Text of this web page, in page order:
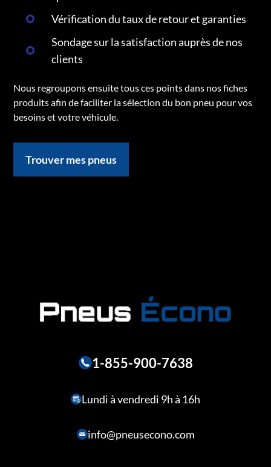
Vérification du taux de retour et garanties
Sondage sur la satisfaction auprès de nos
clients
Nous regroupons ensuite tous ces points dans nos fiches
produits afin de faciliter la sélection du bon pneu pour vos
besoins et votre véhicule.
Trouver mes pneus
1-855-900-7638
Lundi à vendredi 9h à 16h
info@pneusecono.com